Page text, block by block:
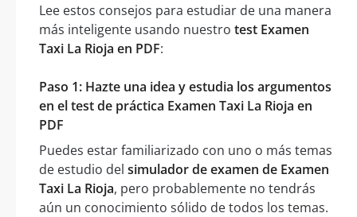
Lee estos consejos para estudiar de una manera
más inteligente usando nuestro test Examen
Taxi La Rioja en PDF:
Paso 1: Hazte una idea y estudia los argumentos
en el test de práctica Examen Taxi La Rioja en
PDF
Puedes estar familiarizado con uno o más temas
de estudio del simulador de examen de Examen
Taxi La Rioja, pero probablemente no tendrás
aún un conocimiento sólido de todos los temas.